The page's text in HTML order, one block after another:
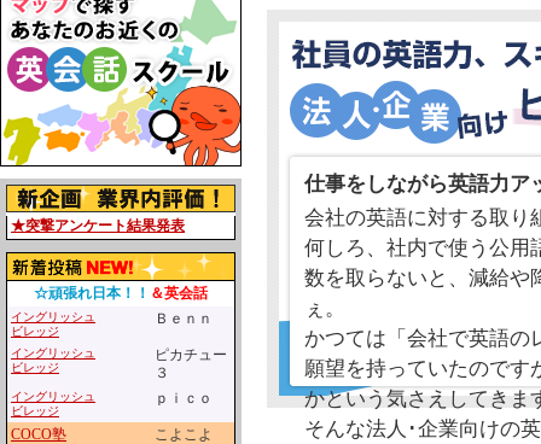
★突撃アンケート結果発表
☆頑張れ日本！！ ＆英会話
イングリッシュ
ビレッジ
Ｂｅｎｎ
イングリッシュ
ビレッジ
ピカチュー
３
イングリッシュ
ビレッジ
ｐｉｃｏ
COCO塾
こよこよ
仕事をしながら英語力ア
会社の英語に対する取り
何しろ、社内で使う公用
数を取らないと、減給や
ぇ。
かつては「会社で英語の
願望を持っていたのです
かという気さえしてきま
そんな法人･企業向けの